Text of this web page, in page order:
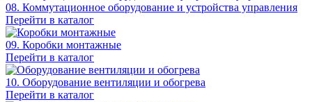
08. Коммутационное оборудование и устройства управления
Перейти в каталог
09. Коробки монтажные
Перейти в каталог
10. Оборудование вентиляции и обогрева
Перейти в каталог